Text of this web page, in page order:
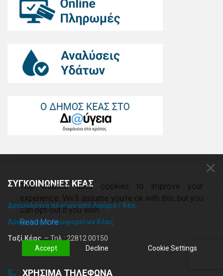
ΣΥΓΚΟΙΝΩΝΙΕΣ ΚΕΑΣ
Δρομολόγια πλοίων από Λαύριο / Κέα
Δρομολόγια Λεωφορείων Κέας
Ταξί Κέας – Τηλ.: 22812 00150
ΧΡΗΣΙΜΑ ΤΗΛΕΦΩΝΑ
This website uses cookies to improve your
experience. We'll assume you're ok with this, but you
can opt-out if you wish.
Read More
Accept Decline Cookie Settings